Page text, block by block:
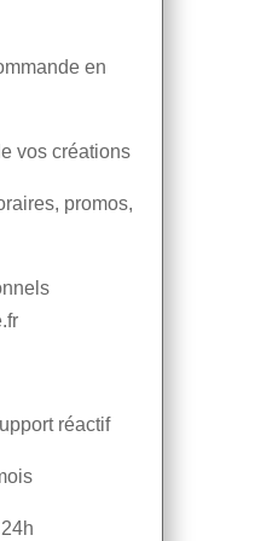
en
vos créations
promos,
réactif